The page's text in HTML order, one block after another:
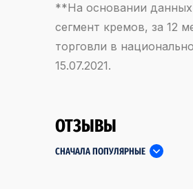
**На основании данных
сегмент кремов, за 12
торговли в
15.07.2021.
ОТЗЫВЫ
СНАЧАЛА ПОПУЛЯРНЫЕ